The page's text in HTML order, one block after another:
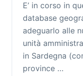
E’ in corso in
database
adeguarlo alle
unità
in Sardegna
province …